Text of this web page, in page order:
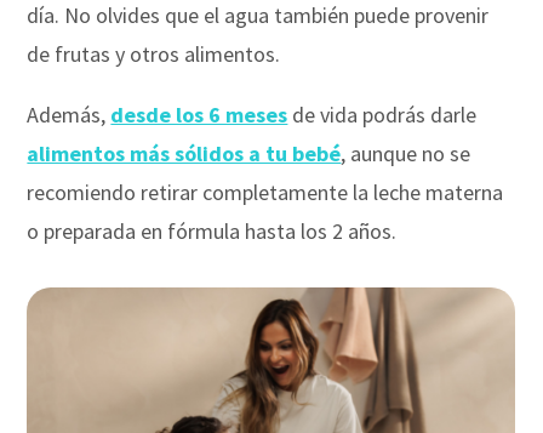
día. No olvides que el agua también puede provenir
de frutas y otros alimentos.
Además, desde los 6 meses de vida podrás darle
alimentos más sólidos a tu bebé, aunque no se
recomiendo retirar completamente la leche materna
o preparada en fórmula hasta los 2 años.